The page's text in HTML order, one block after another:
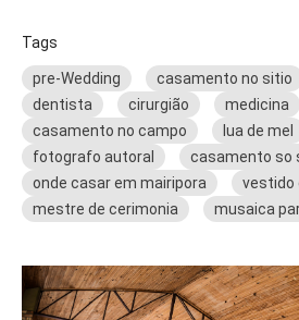
Tags
pre-Wedding casamento no sitio
dentista
cirurgião
medicina
casamento no campo
lua de mel
fotografo autoral
casamento so
onde casar em mairipora
vestido
mestre de cerimonia
musaica